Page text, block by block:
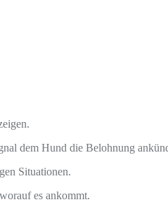
dem Hund die Belohnung
Situationen.
es ankommt.